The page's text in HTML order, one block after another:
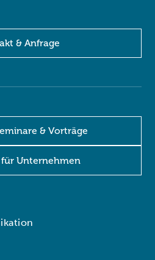
& Anfrage
& Vorträge
Unternehmen